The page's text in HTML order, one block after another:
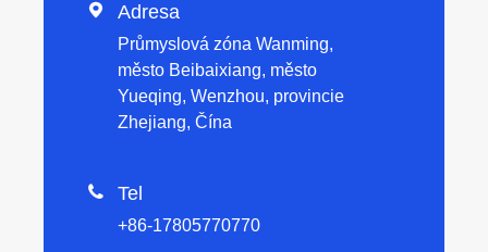
 Adresa
Průmyslová zóna Wanming,
město Beibaixiang, město
Yueqing, Wenzhou, provincie
Zhejiang, Čína
 Tel
+86-17805770770